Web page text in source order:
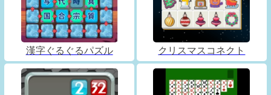
漢字ぐるぐるパズル クリスマスコネクト